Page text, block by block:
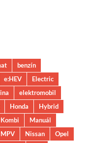
benzín
e:HEV
Electric
elektromobil
Honda
Hybrid
Kombi
Manuál
MPV Nissan
Opel